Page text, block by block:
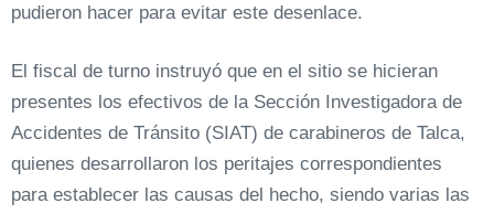
pudieron hacer para evitar este desenlace.
El fiscal de turno instruyó que en el sitio se hicieran
presentes los efectivos de la Sección Investigadora de
Accidentes de Tránsito (SIAT) de carabineros de Talca,
quienes desarrollaron los peritajes correspondientes
para establecer las causas del hecho, siendo varias las